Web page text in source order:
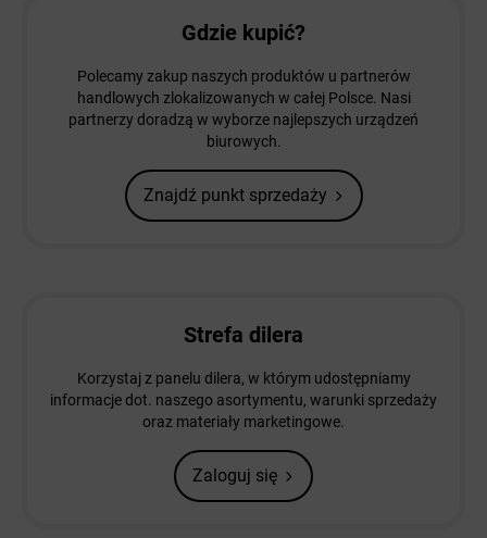
Gdzie kupić?
Polecamy zakup naszych produktów u partnerów
handlowych zlokalizowanych w całej Polsce. Nasi
partnerzy doradzą w wyborze najlepszych urządzeń
biurowych.
Znajdź punkt sprzedaży
Strefa dilera
Korzystaj z panelu dilera, w którym udostępniamy
informacje dot. naszego asortymentu, warunki sprzedaży
oraz materiały marketingowe.
Zaloguj się